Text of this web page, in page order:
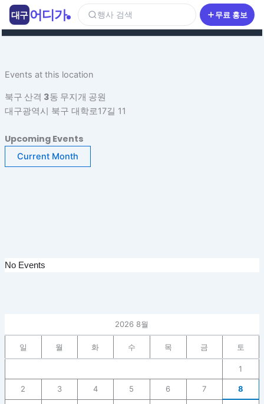
츠
너
뛰
Events at this location
북구 산격 3동 무지개 공원
대구광역시 북구 대학로17길 11
Upcoming Events
Current Month
No Events
2026 8월
일 월 화 수 목 금 토
1
2 3 4 5 6 7 8
대구 어디가 행사 검색 무료 홍보